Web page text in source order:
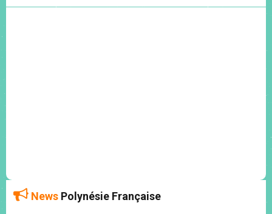
News Polynésie Française